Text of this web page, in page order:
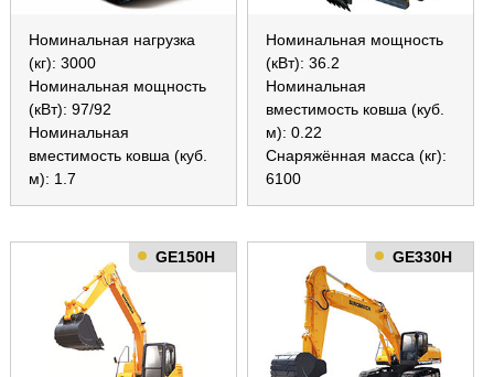
Номинальная нагрузка
(кг): 3000
Номинальная мощность
(кВт): 97/92
Номинальная
вместимость ковша (куб.
м): 1.7
Номинальная мощность
(кВт): 36.2
Номинальная
вместимость ковша (куб.
м): 0.22
Снаряжённая масса (кг):
6100
GE150H GE330H